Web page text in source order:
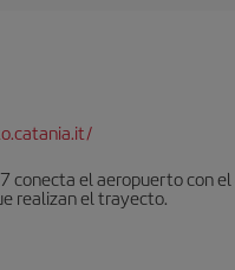
conecta el aeropuerto con
realizan el trayecto.